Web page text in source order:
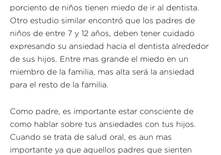
porciento de niños tienen miedo de ir al dentista.
Otro estudio similar encontró que los padres de
niños de entre 7 y 12 años, deben tener cuidado
expresando su ansiedad hacia el dentista alrededor
de sus hijos. Entre mas grande el miedo en un
miembro de la familia, mas alta será la ansiedad
para el resto de la familia.
Como padre, es importante estar consciente de
como hablar sobre tus ansiedades con tus hijos.
Cuando se trata de salud oral, es aun mas
importante ya que aquellos padres que sienten